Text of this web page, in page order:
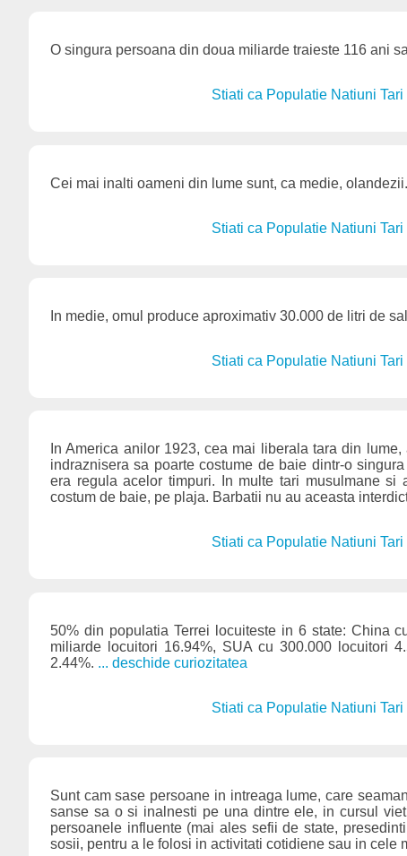
O singura persoana din doua miliarde traieste 116 ani
Stiati ca Populatie Natiuni Tari
Cei mai inalti oameni din lume sunt, ca medie, olandezii.
Stiati ca Populatie Natiuni Tari
In medie, omul produce aproximativ 30.000 de litri de
Stiati ca Populatie Natiuni Tari
In America anilor 1923, cea mai liberala tara din
indraznisera sa poarte costume de baie dintr-o
era regula acelor timpuri. In multe tari musulmane
costum de baie, pe plaja. Barbatii nu au aceasta
Stiati ca Populatie Natiuni Tari
50% din populatia Terrei locuiteste in 6 state: China
miliarde locuitori 16.94%, SUA cu 300.000 locuitori
2.44%. ... deschide curiozitatea
Stiati ca Populatie Natiuni Tari
Sunt cam sase persoane in intreaga lume, care
sanse sa o si inalnesti pe una dintre ele, in cursul
persoanele influente (mai ales sefii de state,
sosii, pentru a le folosi in activitati cotidiene sau in cele